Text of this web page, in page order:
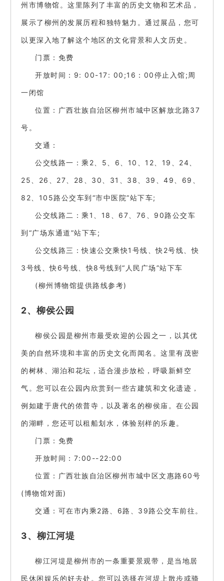
州市博物馆。这里陈列了丰富的历史文物和艺术品，
展示了柳州的发展历程和独特魅力。通过展品，您可
以更深入地了解这个地区的文化背景和人文历史。
门票：免费
开放时间：9: 00-17: 00;16：00停止入馆;周
一闭馆
位置：广西壮族自治区柳州市城中区解放北路37
号。
交通：
公交线路一：乘2、5、6、10、12、19、24、
25、26、27、28、30、31、38、39、49、69、
82、105路公交车到“市中医院”站下车;
公交线路二：乘1、18、67、76、90路公交车
到“广场东通道”站下车;
公交线路三：快速公交乘快1号线、快2号线、快
3号线、快6号线、快8号线到“人民广场”站下车
(柳州博物馆提供路线参考)
2、柳侯公园
柳侯公园是柳州市最受欢迎的公园之一，以其优
美的自然环境和丰富的历史文化而闻名。这里有茂密
的树林、湖泊和花坛，适合漫步放松，呼吸新鲜空
气。您可以在公园内欣赏到一些古建筑和文化遗迹，
例如建于唐代的侬普寺，以及著名的柳侯庙。在公园
的湖畔，您还可以租船划水，体验别样的乐趣。
门票：免费
开放时间：7:00--22:00
位置：广西壮族自治区柳州市城中区文惠路60号
(博物馆对面)
交通：可在市内乘2路、6路、39路公交车前往。
3、柳江河堤
柳江河堤是柳州市的一条重要景观带，是当地居
民休闲娱乐的好去处。您可以选择在河堤上散步或骑